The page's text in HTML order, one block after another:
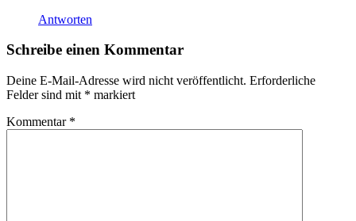
Antworten
Schreibe einen Kommentar
Deine E-Mail-Adresse wird nicht veröffentlicht. Erforderliche
Felder sind mit * markiert
Kommentar *